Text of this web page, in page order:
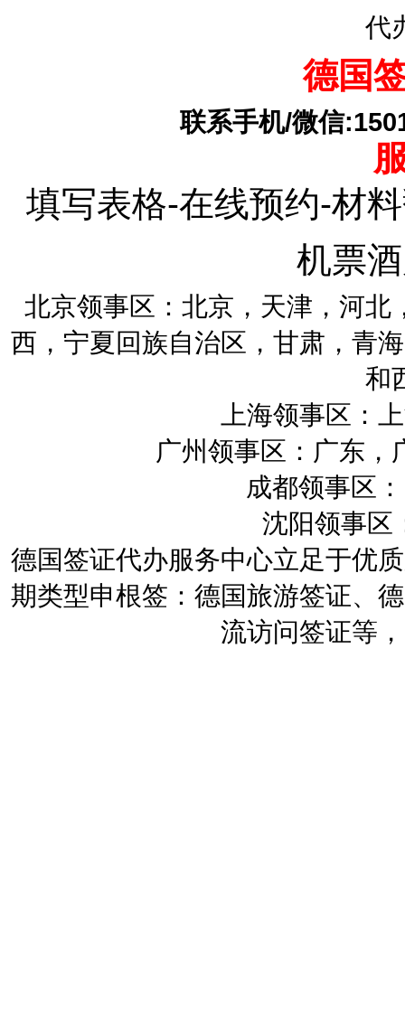
代
德国
联系手机/微信
填写表格-在线预约-材
机票
北京领事区：北京，天津，河
西，宁夏回族自治区，甘肃，青
和
上海领事区：
广州领事区：广东，
成都领事区
沈阳领事区
德国签证代办服务中心立足于优
期类型申根签：德国旅游签证、
流访问签证等